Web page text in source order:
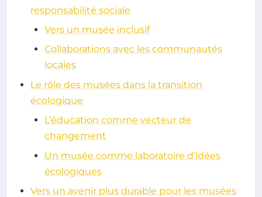
responsabilité sociale
Vers un musée inclusif
Collaborations avec les communautés
locales
Le rôle des musées dans la transition
écologique
L’éducation comme vecteur de
changement
Un musée comme laboratoire d’idées
écologiques
Vers un avenir plus durable pour les musées